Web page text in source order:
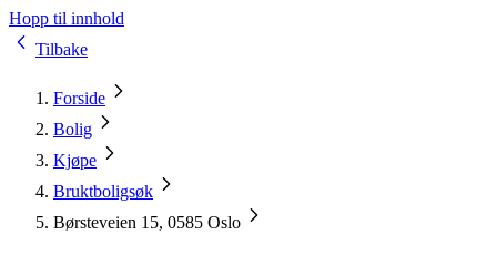
Hopp til innhold
Tilbake
Forside
Bolig
Kjøpe
Bruktboligsøk
Børsteveien 15, 0585 Oslo